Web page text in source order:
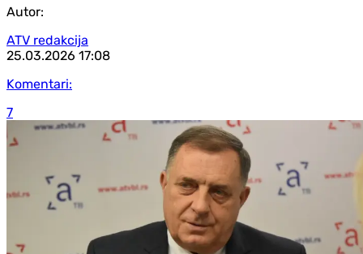
Autor:
ATV redakcija
25.03.2026 17:08
Komentari:
7